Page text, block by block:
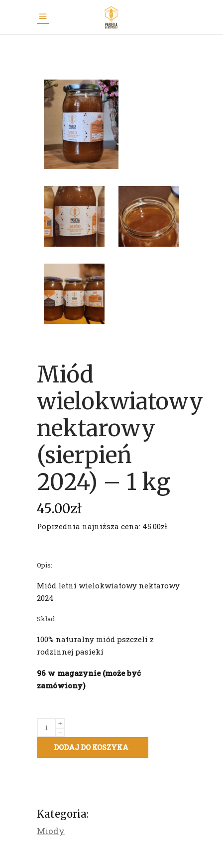
Miód
wielokwiatowy
nektarowy
(sierpień
2024) – 1 kg
45.00zł
Poprzednia najniższa cena: 45.00zł.
Opis:
Miód letni wielokwiatowy nektarowy
2024
Skład:
100% naturalny miód pszczeli z
rodzinnej pasieki
96 w magazynie (może być
zamówiony)
Miód
wielokwiatowy
nektarowy
(sierpień
kg
quantity
DODAJ DO KOSZYKA
Kategoria:
Miody